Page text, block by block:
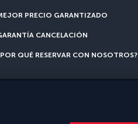
PRECIO GARANTIZADO
CANCELACIÓN
QUÉ RESERVAR CON NOSOTROS?